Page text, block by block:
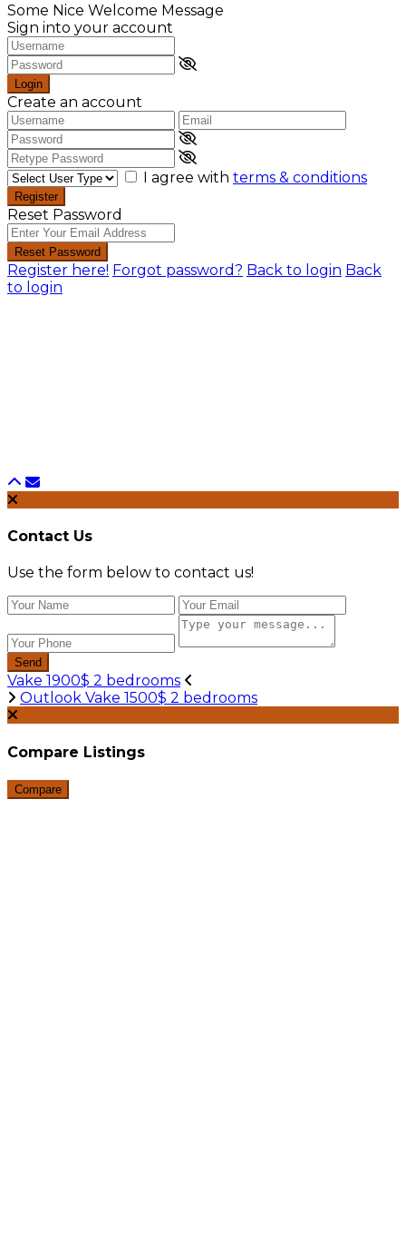
Some Nice Welcome Message
Sign into your account
Login
Create an account
I agree with terms & conditions
Register
Reset Password
Reset Password
Register here! Forgot password? Back to login Back
to login
Contact Us
Use the form below to contact us!
Send
Vake 1900$ 2 bedrooms
Outlook Vake 1500$ 2 bedrooms
Compare Listings
Compare